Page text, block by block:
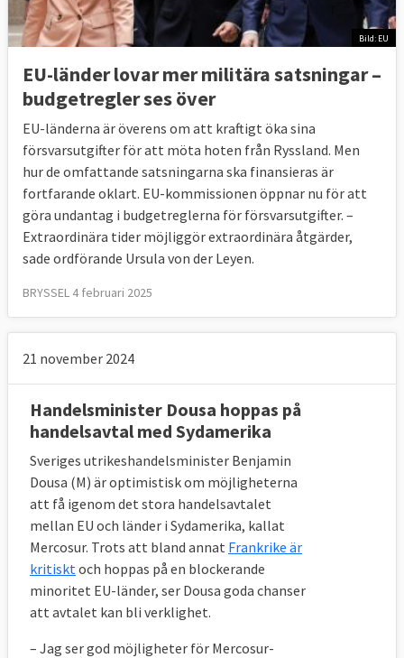
Bild: EU
EU-länder lovar mer militära satsningar –
budgetregler ses över
EU-länderna är överens om att kraftigt öka sina
försvarsutgifter för att möta hoten från Ryssland. Men
hur de omfattande satsningarna ska finansieras är
fortfarande oklart. EU-kommissionen öppnar nu för att
göra undantag i budgetreglerna för försvarsutgifter. –
Extraordinära tider möjliggör extraordinära åtgärder,
sade ordförande Ursula von der Leyen.
BRYSSEL 4 februari 2025
21 november 2024
Handelsminister Dousa hoppas på
handelsavtal med Sydamerika
Sveriges utrikeshandelsminister Benjamin
Dousa (M) är optimistisk om möjligheterna
att få igenom det stora handelsavtalet
mellan EU och länder i Sydamerika, kallat
Mercosur. Trots att bland annat Frankrike är
kritisktoch hoppas på en blockerande
minoritet EU-länder, ser Dousa goda chanser
att avtalet kan bli verklighet.
– Jag ser god möjligheter för Mercosur-